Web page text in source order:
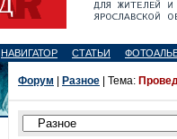
НАВИГАТОР СТАТЬИ
Форум Разное | Тема: